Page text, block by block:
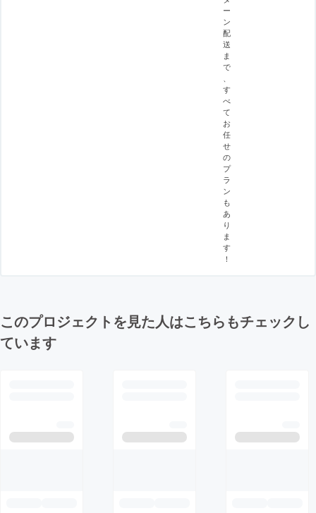
ー
ン
配
送
ま
で
す
べ
て
お
任
せ
の
プ
ラ
ン
も
あ
り
ま
す
！
このプロジェクトを見た人はこちらもチェックし
ています